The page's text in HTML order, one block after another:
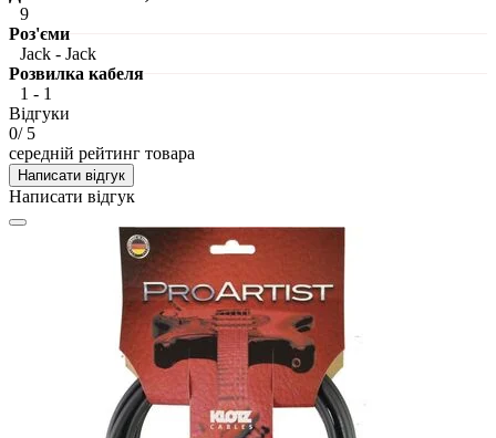
9
Роз'єми
Jack - Jack
Розвилка кабеля
1 - 1
Відгуки
0/ 5
середній рейтинг товара
Написати відгук
Написати відгук